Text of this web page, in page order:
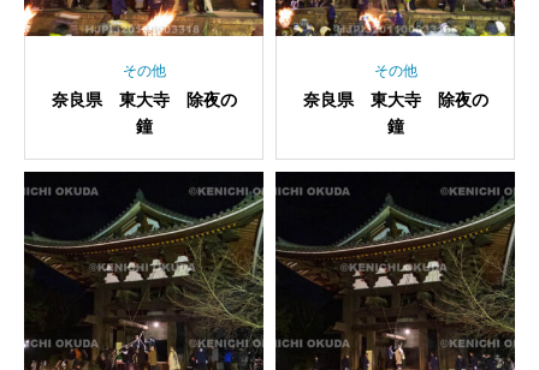
その他
奈良県 東大寺 除夜の
鐘
その他
奈良県 東大寺 除夜の
鐘